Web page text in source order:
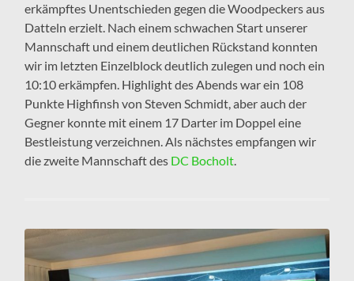
erkämpftes Unentschieden gegen die Woodpeckers aus
Datteln erzielt. Nach einem schwachen Start unserer
Mannschaft und einem deutlichen Rückstand konnten
wir im letzten Einzelblock deutlich zulegen und noch ein
10:10 erkämpfen. Highlight des Abends war ein 108
Punkte Highfinsh von Steven Schmidt, aber auch der
Gegner konnte mit einem 17 Darter im Doppel eine
Bestleistung verzeichnen. Als nächstes empfangen wir
die zweite Mannschaft des DC Bocholt.